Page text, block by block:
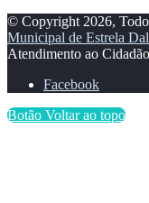
© Copyright 2026,
Municipal de Estrela
Atendimento ao Cidadão
Facebook
Botão Voltar ao topo